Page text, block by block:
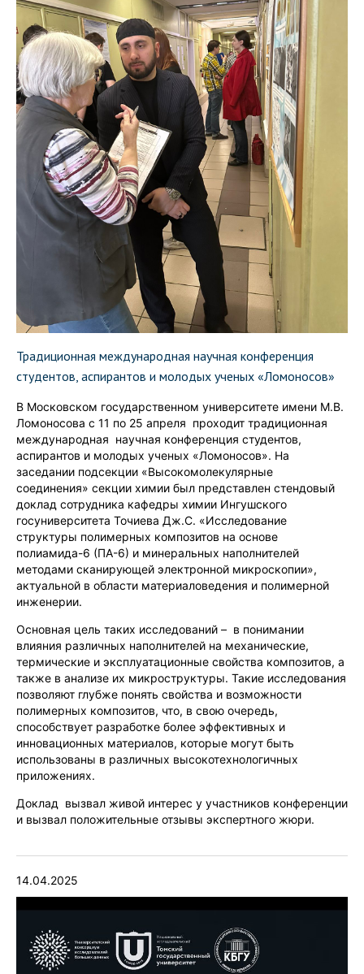
Традиционная международная научная конференция
студентов, аспирантов и молодых ученых «Ломоносов»
В Московском государственном университете имени М.В.
Ломоносова с 11 по 25 апреля проходит традиционная
международная научная конференция студентов,
аспирантов и молодых ученых «Ломоносов». На
заседании подсекции «Высокомолекулярные
соединения» секции химии был представлен стендовый
доклад сотрудника кафедры химии Ингушского
госуниверситета Точиева Дж.С. «Исследование
структуры полимерных композитов на основе
полиамида-6 (ПА-6) и минеральных наполнителей
методами сканирующей электронной микроскопии»,
актуальной в области материаловедения и полимерной
инженерии.
Основная цель таких исследований – в понимании
влияния различных наполнителей на механические,
термические и эксплуатационные свойства композитов, а
также в анализе их микроструктуры. Такие исследования
позволяют глубже понять свойства и возможности
полимерных композитов, что, в свою очередь,
способствует разработке более эффективных и
инновационных материалов, которые могут быть
использованы в различных высокотехнологичных
приложениях.
Доклад вызвал живой интерес у участников конференции
и вызвал положительные отзывы экспертного жюри.
14.04.2025